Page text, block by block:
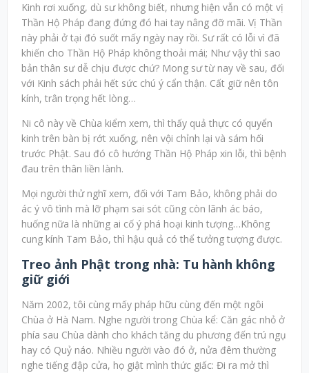
Kinh rơi xuống, dù sư không biết, nhưng hiện vẫn có một vị
Thần Hộ Pháp đang đứng đó hai tay nâng đỡ mãi. Vị Thần
này phải ở tại đó suốt mấy ngày nay rồi. Sư rất có lỗi vì đã
khiến cho Thần Hộ Pháp không thoải mái; Như vậy thì sao
bản thân sư dễ chịu được chứ? Mong sư từ nay về sau, đối
với Kinh sách phải hết sức chú ý cẩn thận. Cất giữ nên tôn
kính, trân trọng hết lòng…
Ni cô này về Chùa kiểm xem, thì thấy quả thực có quyển
kinh trên bàn bị rớt xuống, nên vội chỉnh lại và sám hối
trước Phật. Sau đó cô hướng Thần Hộ Pháp xin lỗi, thì bệnh
đau trên thân liền lành.
Mọi người thử nghĩ xem, đối với Tam Bảo, không phải do
ác ý vô tình mà lỡ phạm sai sót cũng còn lãnh ác báo,
huống nữa là những ai cố ý phá hoại kinh tượng…Không
cung kính Tam Bảo, thì hậu quả có thể tưởng tượng được.
Treo ảnh Phật trong nhà: Tu hành không
giữ giới
Năm 2002, tôi cùng mấy pháp hữu cùng đến một ngôi
Chùa ở Hà Nam. Nghe người trong Chùa kể: Căn gác nhỏ ở
phía sau Chùa dành cho khách tăng du phương đến trú ngụ
hay có Quỷ náo. Nhiều người vào đó ở, nửa đêm thường
nghe tiếng đập cửa, họ giật mình thức giấc: Đi ra mở thì